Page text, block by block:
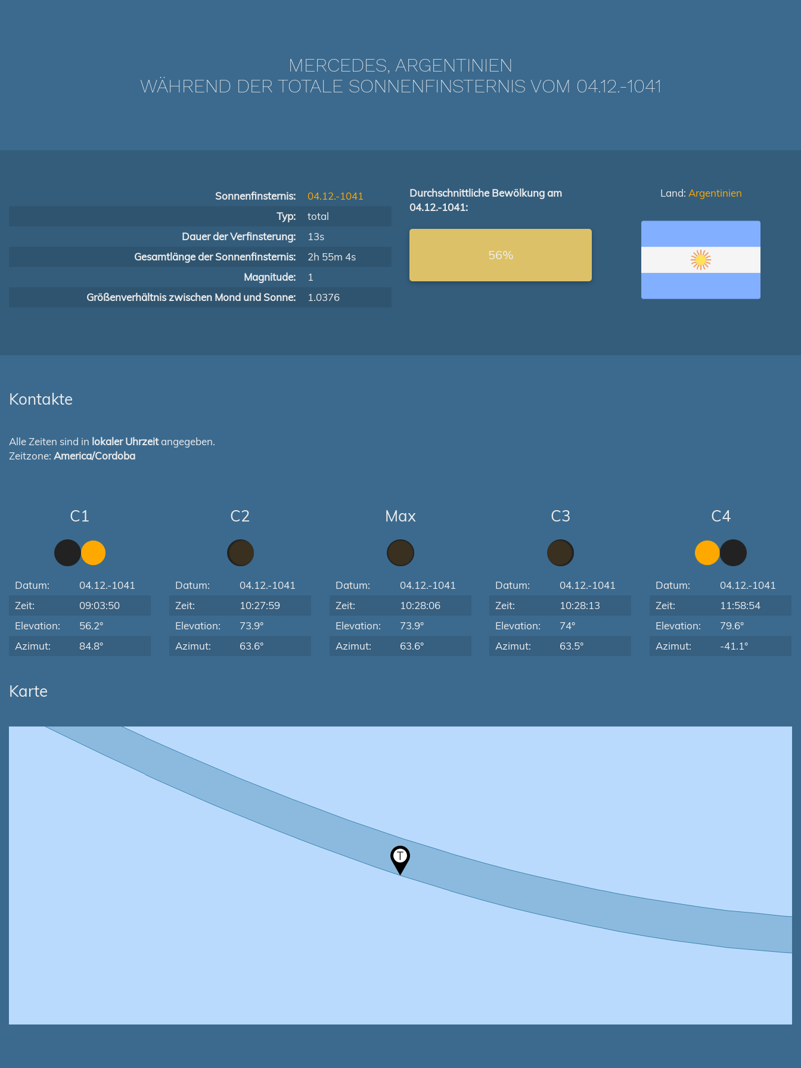
MERCEDES, ARGENTINIEN
WÄHREND DER TOTALE SONNENFINSTERNIS VOM 04.12.-1041
Sonnenfinsternis:
04.12.-1041
Typ:
total
Dauer der Verfinsterung:
13s
Gesamtlänge der Sonnenfinsternis:
2h 55m 4s
Magnitude:
1
Größenverhältnis zwischen Mond und Sonne:
1.0376
Durchschnittliche Bewölkung am
04.12.-1041:
56%
Land: Argentinien
Kontakte
Alle Zeiten sind in lokaler Uhrzeitangegeben.
Zeitzone: America/Cordoba
C1
Datum:
04.12.-1041
Zeit:
09:03:50
Elevation:
56.2°
Azimut:
84.8°
C2
Datum:
04.12.-1041
Zeit:
10:27:59
Elevation:
73.9°
Azimut:
63.6°
Max
Datum:
04.12.-1041
Zeit:
10:28:06
Elevation:
73.9°
Azimut:
63.6°
C3
Datum:
04.12.-1041
Zeit:
10:28:13
Elevation:
74°
Azimut:
63.5°
C4
Datum:
04.12.-1041
Zeit:
11:58:54
Elevation:
79.6°
Azimut:
-41.1°
Karte